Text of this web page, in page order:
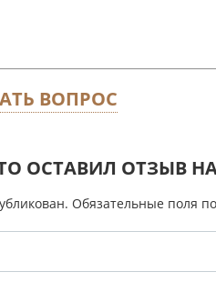
ВОПРОС
ОСТАВИЛ ОТЗЫВ НА
Обязательные поля